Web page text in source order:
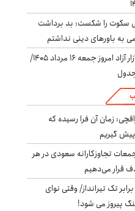
سکوت را شکست: بد برداشت
به باورهای دینی نداشتم
قیمت دلار در بازار آزاد امروز جمعه ۱۶ مرداد ۱۴۰۵/
زمان آن فرا رسیده که
پیش گیریم
تجاوزکارانه سعودی در هر
قرار می‌دهیم
تک تیرانداز/ وقتی نوای
پیروز می شود!